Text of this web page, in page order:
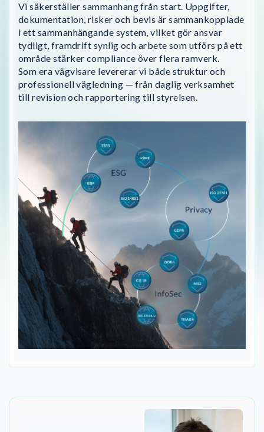
Vi säkerställer sammanhang från start. Uppgifter,
dokumentation, risker och bevis är sammankopplade
i ett sammanhängande system, vilket gör ansvar
tydligt, framdrift synlig och arbete som utförs på ett
område stärker compliance över flera ramverk.
Som era vägvisare levererar vi både struktur och
professionell vägledning — från daglig verksamhet
till revision och rapportering till styrelsen.